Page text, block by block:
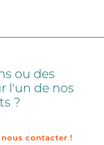
ou des
l'un de nos
?
nous contacter !